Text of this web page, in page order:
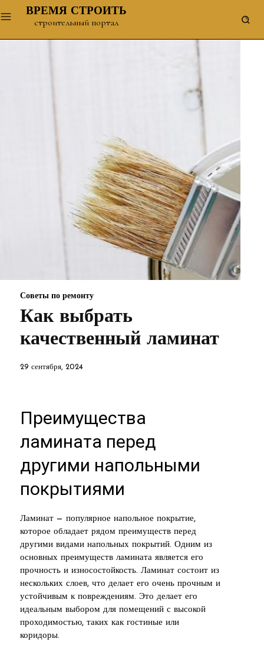
ВРЕМЯ СТРОИТЬ
строительный портал
Советы по ремонту
Как выбрать
качественный ламинат
29 сентября, 2024
Преимущества
ламината перед
другими напольными
покрытиями
Ламинат — популярное напольное покрытие,
которое обладает рядом преимуществ перед
другими видами напольных покрытий. Одним из
основных преимуществ ламината является его
прочность и износостойкость. Ламинат состоит из
нескольких слоев, что делает его очень прочным и
устойчивым к повреждениям. Это делает его
идеальным выбором для помещений с высокой
проходимостью, таких как гостиные или
коридоры.